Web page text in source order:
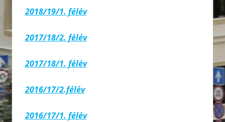
2018/19/1. félév
2017/18/2. félév
2017/18/1. félév
2016/17/2.félév
2016/17/1. félév